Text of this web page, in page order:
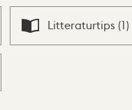
Litteraturtips (1)